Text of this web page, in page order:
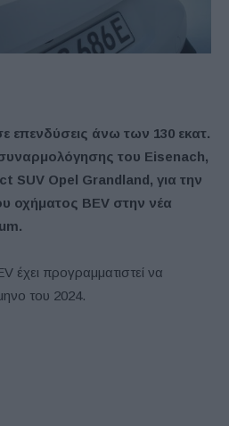
επενδύσεις άνω των 130 εκατ.
του Eisenach,
SUV Opel Grandland, για την
οχήματος BEV στην νέα
έχει προγραμματιστεί να
του 2024.